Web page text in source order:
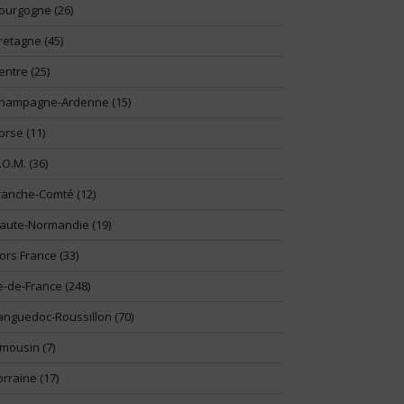
(26)
(45)
(25)
Ardenne (15)
(11)
(36)
Comté (12)
Normandie (19)
France (33)
de-France (248)
Roussillon (70)
(7)
(17)